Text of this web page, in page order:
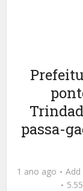
passa-
1 ano ago